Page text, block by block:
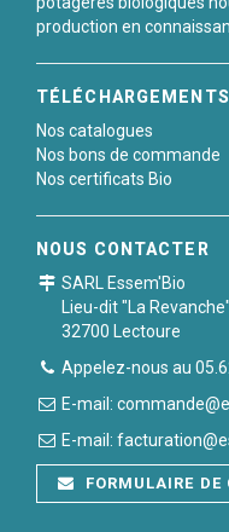
production en
TÉLÉCHARGEMENTS
Nos catalogues
Nos bons de commande
Nos certificats Bio
NOUS CONTACTER
SARL Essem'Bio
Lieu-dit "La Revanche"
32700 Lectoure
Appelez-nous au
E-mail:
E-mail:
FORMULAIRE DE